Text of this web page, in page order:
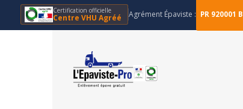
Certification officielle
Centre VHU Agréé Agrément Épaviste : PR 920001 B